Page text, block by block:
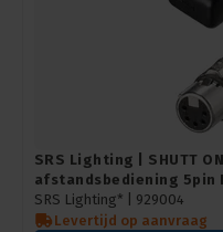
SRS Lighting | SHUTT
afstandsbediening 5pin
SRS Lighting* | 929004
Levertijd op aanvraag